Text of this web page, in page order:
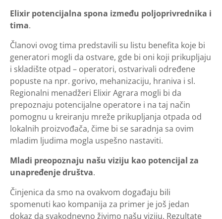
Elixir potencijalna spona između poljoprivrednika i
tima.
Članovi ovog tima predstavili su listu benefita koje bi
generatori mogli da ostvare, gde bi oni koji prikupljaju
i skladište otpad – ​operatori, ostvarivali određene
popuste na npr. gorivo, mehanizaciju, hraniva i sl.
Regionalni menadžeri Elixir Agrara mogli bi da
prepoznaju potencijalne operatore i na taj način
pomognu u kreiranju mreže prikupljanja otpada od
lokalnih proizvođača, čime bi se saradnja sa ovim
mladim ljudima mogla uspešno nastaviti.
Mladi preopoznaju našu viziju kao potencijal za
unapređenje društva.
Činjenica da smo na ovakvom događaju bili
spomenuti kao kompanija za primer je još jedan
dokaz da svakodnevno živimo našu viziju. Rezultate